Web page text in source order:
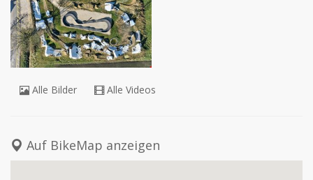
Alle Bilder Alle Videos
Auf BikeMap anzeigen